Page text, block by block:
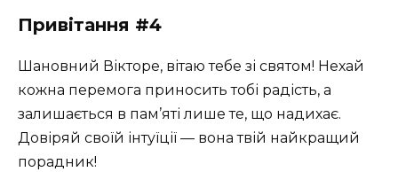
Привітання #4
Шановний Вікторе, вітаю тебе зі святом! Нехай
кожна перемога приносить тобі радість, а
залишається в пам’яті лише те, що надихає.
Довіряй своїй інтуїції — вона твій найкращий
порадник!